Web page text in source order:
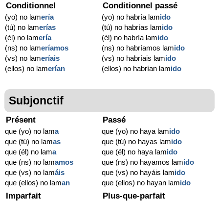
Conditionnel
(yo) no lamería
(tú) no lamerías
(él) no lamería
(ns) no lameríamos
(vs) no lameríais
(ellos) no lamerían
Conditionnel passé
(yo) no habría lamido
(tú) no habrías lamido
(él) no habría lamido
(ns) no habríamos lamido
(vs) no habríais lamido
(ellos) no habrían lamido
Subjonctif
Présent
que (yo) no lama
que (tú) no lamas
que (él) no lama
que (ns) no lamamos
que (vs) no lamáis
que (ellos) no laman
Passé
que (yo) no haya lamido
que (tú) no hayas lamido
que (él) no haya lamido
que (ns) no hayamos lamido
que (vs) no hayáis lamido
que (ellos) no hayan lamido
Imparfait Plus-que-parfait